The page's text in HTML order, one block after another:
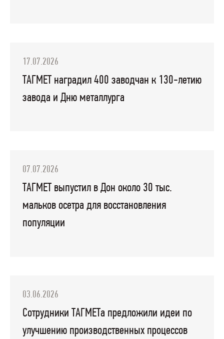
17.07.2026
ТАГМЕТ наградил 400 заводчан к 130-летию
завода и Дню металлурга
07.07.2026
ТАГМЕТ выпустил в Дон около 30 тыс.
мальков осетра для восстановления
популяции
03.06.2026
Сотрудники ТАГМЕТа предложили идеи по
улучшению производственных процессов